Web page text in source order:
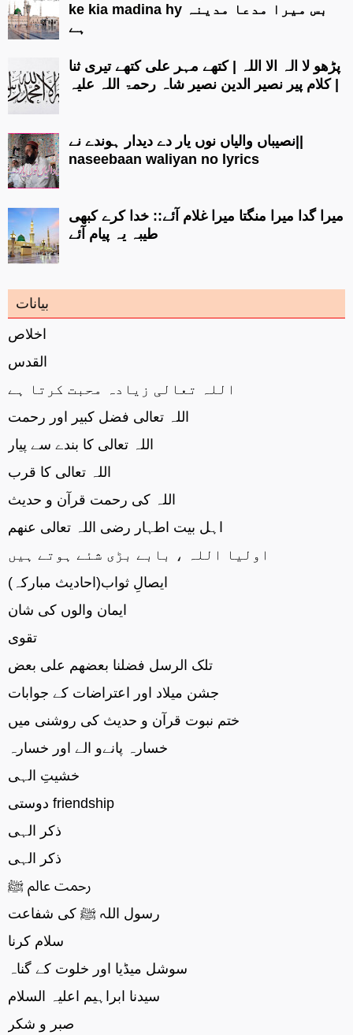
ke kia madina hy بس میرا مدعا مدینہ
ہے
پڑھو لا الہ الا اللہ | کتھے مہر علی کتھے تیری ثنا
| کلام پیر نصیر الدین نصیر شاہ رحمۃ اللہ علیہ
نصیباں والیاں نوں یار دے دیدار ہوندے نے||
naseebaan waliyan no lyrics
میرا گدا میرا منگتا میرا غلام آئے:: خدا کرے کبھی
طیبہ یہ پیام آئے
بیانات
اخلاص
القدس
اللہ تعالی زیادہ محبت کرتا ہے
اللہ تعالی فضل کبیر اور رحمت
اللہ تعالی کا بندے سے پیار
اللہ تعالی کا قرب
اللہ کی رحمت قرآن و حدیث
اہل بیت اطہار رضی اللہ تعالی عنھم
اولیا اللہ ، بابے بڑی شئے ہوتے ہیں
ایصالِ ثواب(احادیث مبارکہ)
ایمان والوں کی شان
تقوی
تلک الرسل فضلنا بعضھم علی بعض
جشن میلاد اور اعتراضات کے جوابات
ختم نبوت قرآن و حدیث کی روشنی میں
خسارہ پانےو الے اور خسارہ
خشیتِ الہی
دوستی friendship
ذکر الہی
ذکر الہی
رحمت عالم ﷺ
رسول اللہ ﷺ کی شفاعت
سلام کرنا
سوشل میڈیا اور خلوت کے گناہ
سیدنا ابراہیم اعلیہ السلام
صبر و شکر